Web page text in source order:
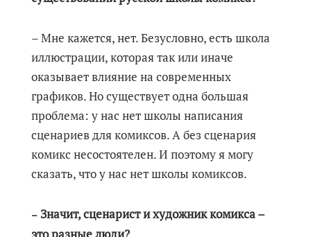
– Мне кажется, нет. Безусловно, есть школа
иллюстрации, которая так или иначе
оказывает влияние на современных
графиков. Но существует одна большая
проблема: у нас нет школы написания
сценариев для комиксов. А без сценария
комикс несостоятелен. И поэтому я могу
сказать, что у нас нет школы комиксов.
–Значит, сценарист и художник комикса –